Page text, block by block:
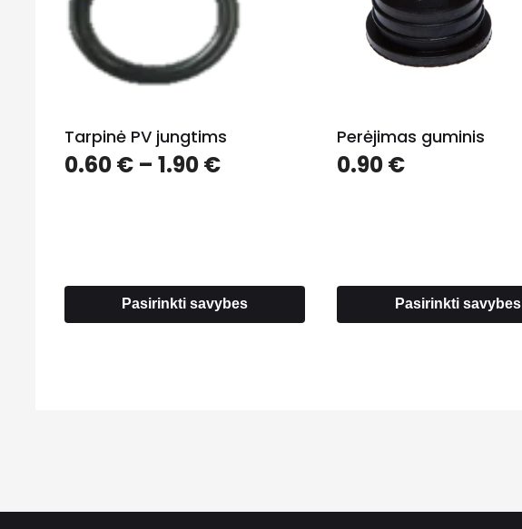
Tarpinė PV jungtims
0.60€ – 1.90€Price
Pasirinkti savybes
Perėjimas guminis
0.90€
Pasirinkti savybes